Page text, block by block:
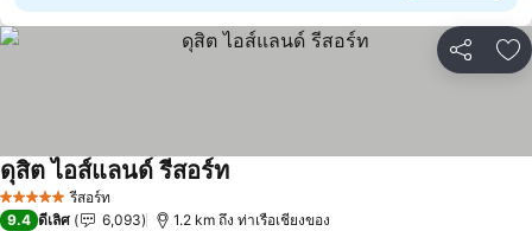
แชร์ เ
5 ดาว รีสอร์ท
ดุสิต ไอส์แลนด์ รีสอร์ท
9.4 ดีเลิศ 6,093 1.2 km ถึง ท่าเรือเชียงของ